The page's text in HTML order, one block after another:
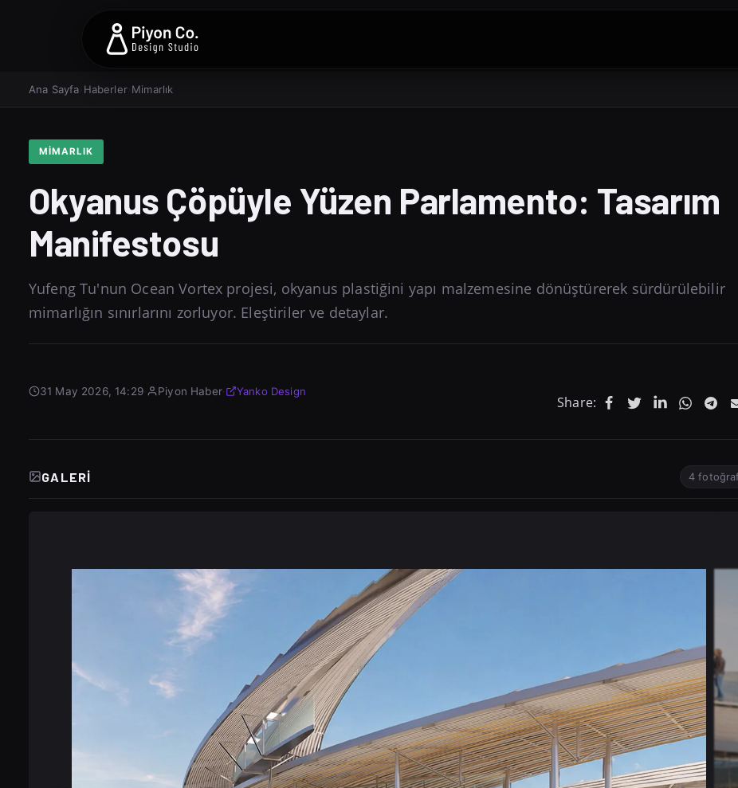
Ana Sayfa Haberler› Mimarlık
MIMARLIK
Okyanus Çöpüyle Yüzen Parlamento: Tasarım
Manifestosu
Yufeng Tu'nun Ocean Vortex projesi, okyanus plastiğini yapı malzemesine dönüştürerek sürdürülebilir
mimarlığın sınırlarını zorluyor. Eleştiriler ve detaylar.
31 May 2026, 14:29· Piyon Haber· Yanko Design
Share:
GALERI 4 fotoğraf